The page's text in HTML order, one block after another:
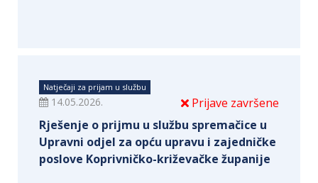
Natječaji za prijam u službu
Prijave završene
14.05.2026.
Rješenje o prijmu u službu spremačice u
Upravni odjel za opću upravu i zajedničke
poslove Koprivničko-križevačke županije